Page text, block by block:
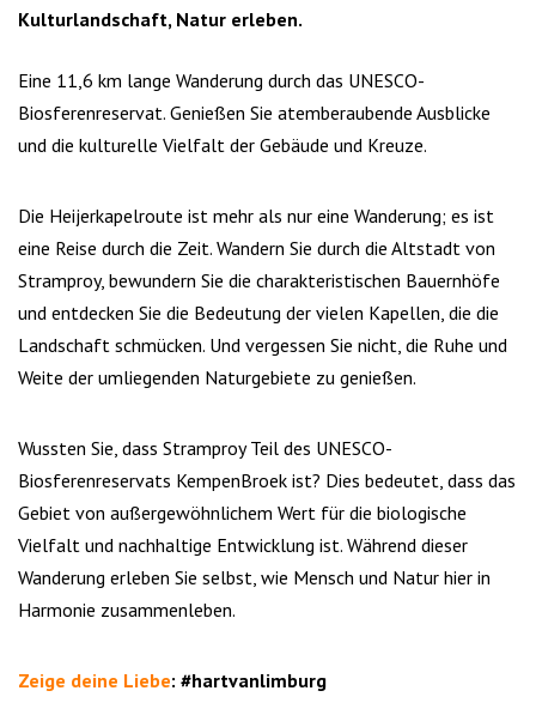
Kulturlandschaft, Natur erleben.
Eine 11,6 km lange Wanderung durch das UNESCO-
Biosferenreservat. Genießen Sie atemberaubende Ausblicke
und die kulturelle Vielfalt der Gebäude und Kreuze.
Die Heijerkapelroute ist mehr als nur eine Wanderung; es ist
eine Reise durch die Zeit. Wandern Sie durch die Altstadt von
Stramproy, bewundern Sie die charakteristischen Bauernhöfe
und entdecken Sie die Bedeutung der vielen Kapellen, die die
Landschaft schmücken. Und vergessen Sie nicht, die Ruhe und
Weite der umliegenden Naturgebiete zu genießen.
Wussten Sie, dass Stramproy Teil des UNESCO-
Biosferenreservats KempenBroek ist? Dies bedeutet, dass das
Gebiet von außergewöhnlichem Wert für die biologische
Vielfalt und nachhaltige Entwicklung ist. Während dieser
Wanderung erleben Sie selbst, wie Mensch und Natur hier in
Harmonie zusammenleben.
Zeige deine Liebe: #hartvanlimburg